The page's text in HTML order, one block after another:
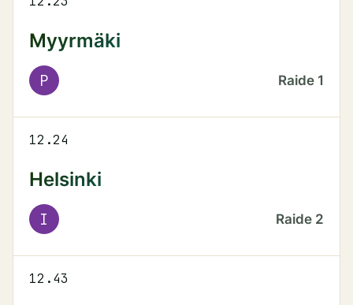
Myyrmäki
P Raide 1
12.24
Helsinki
I Raide 2
12.43